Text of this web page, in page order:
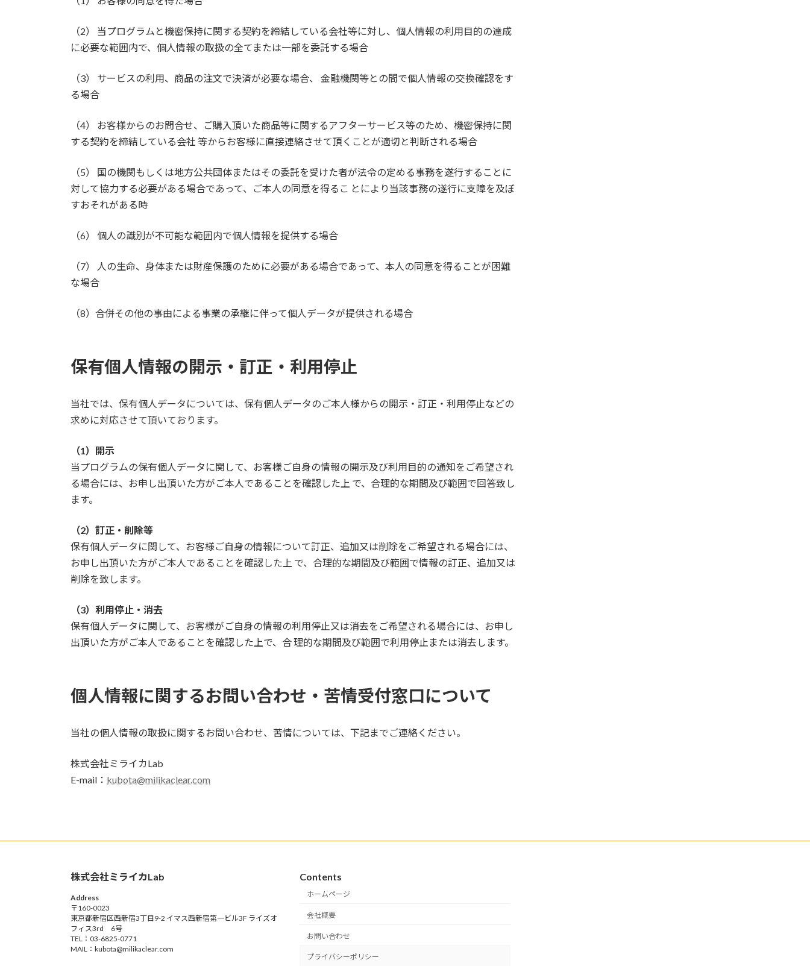
（2） 当プログラムと機密保持に関する契約を締結している会社等に対し、個人情報の利用目的の達成
に必要な範囲内で、個人情報の取扱の全てまたは一部を委託する場合
（3） サービスの利用、商品の注文で決済が必要な場合、 金融機関等との間で個人情報の交換確認をす
る場合
（4） お客様からのお問合せ、ご購入頂いた商品等に関するアフターサービス等のため、機密保持に関
する契約を締結している会社 等からお客様に直接連絡させて頂くことが適切と判断される場合
（5） 国の機関もしくは地方公共団体またはその委託を受けた者が法令の定める事務を遂行することに
対して協力する必要がある場合であって、ご本人の同意を得るこ とにより当該事務の遂行に支障を及ぼ
すおそれがある時
（6） 個人の識別が不可能な範囲内で個人情報を提供する場合
（7） 人の生命、身体または財産保護のために必要がある場合であって、本人の同意を得ることが困難
な場合
（8）合併その他の事由による事業の承継に伴って個人データが提供される場合
保有個人情報の開示・訂正・利用停止
当社では、保有個人データについては、保有個人データのご本人様からの開示・訂正・利用停止などの
求めに対応させて頂いております。
（1）開示
当プログラムの保有個人データに関して、お客様ご自身の情報の開示及び利用目的の通知をご希望され
る場合には、お申し出頂いた方がご本人であることを確認した上 で、合理的な期間及び範囲で回答致し
ます。
（2）訂正・削除等
保有個人データに関して、お客様ご自身の情報について訂正、追加又は削除をご希望される場合には、
お申し出頂いた方がご本人であることを確認した上 で、合理的な期間及び範囲で情報の訂正、追加又は
削除を致します。
（3）利用停止・消去
保有個人データに関して、お客様がご自身の情報の利用停止又は消去をご希望される場合には、お申し
出頂いた方がご本人であることを確認した上で、合 理的な期間及び範囲で利用停止または消去します。
個人情報に関するお問い合わせ・苦情受付窓口について
当社の個人情報の取扱に関するお問い合わせ、苦情については、下記までご連絡ください。
株式会社ミライカLab
E-mail： kubota@milikaclear.com
株式会社ミライカLab
Address
〒160-0023
東京都新宿区西新宿3丁目9-2 イマス西新宿第一ビル3F ライズオ
フィス3rd 6号
TEL：03-6825-0771
MAIL：kubota@milikaclear.com
Contents
ホームページ
会社概要
お問い合わせ
プライバシーポリシー